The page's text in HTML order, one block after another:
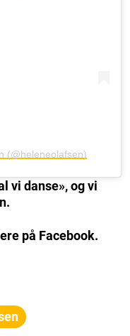
(@heleneolafsen)
vi danse», og vi
på Facebook.